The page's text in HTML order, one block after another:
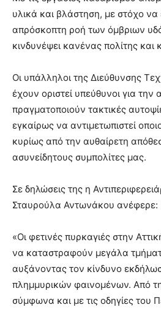
υλικά και βλάστηση, με στόχο να
απρόσκοπτη ροή των όμβριων
κινδυνέψει κανένας πολίτης και
Οι υπάλληλοι της Διεύθυνσης
έχουν οριστεί υπεύθυνοι για
πραγματοποιούν τακτικές
εγκαίρως να αντιμετωπιστεί
κυρίως από την αυθαίρετη
ασυνείδητους συμπολίτες μας.
Σε δηλώσεις της η
Σταυρούλα Αντωνάκου ανέφερε:
«Οι φετινές πυρκαγιές στην
να καταστραφούν μεγάλα
αυξάνοντας τον κίνδυνο
πλημμυρικών φαινομένων. Από
σύμφωνα και με τις οδηγίες του